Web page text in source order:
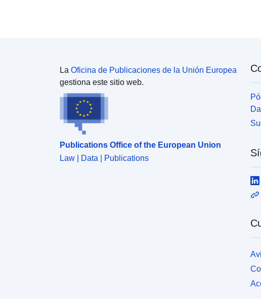
La Oficina de Publicaciones de la Unión Europea
gestiona este sitio web.
Publications Office of the European Union
Law | Data | Publications